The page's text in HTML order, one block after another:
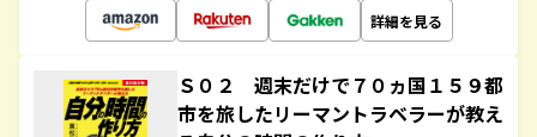
詳細を見る
Ｓ０２ 週末だけで７０ヵ国１５９都
市を旅したリーマントラベラーが教え